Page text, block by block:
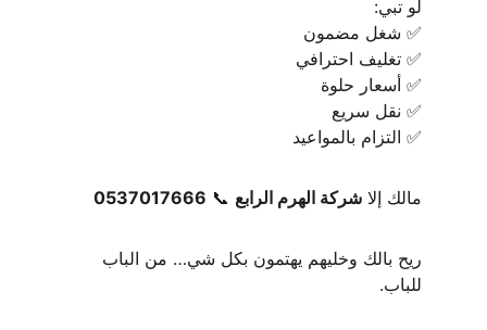
لو تبي:
✅ شغل مضمون
✅ تغليف احترافي
✅ أسعار حلوة
✅ نقل سريع
✅ التزام بالمواعيد
مالك إلا شركة الهرم الرابع 📞
0537017666
ريح بالك وخليهم يهتمون بكل شي… من الباب
للباب.